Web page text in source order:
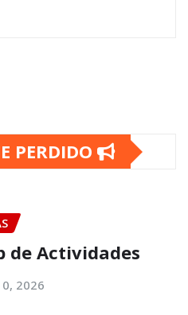
PERDIDO
de Actividades
2026